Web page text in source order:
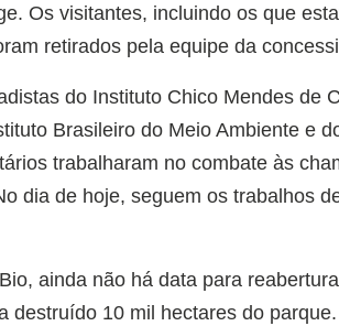
Os visitantes, incluindo os que
retirados pela equipe da
do Instituto Chico Mendes de
Brasileiro do Meio Ambiente e
trabalharam no combate às
dia de hoje, seguem os trabalhos
ainda não há data para
destruído 10 mil hectares do parque.